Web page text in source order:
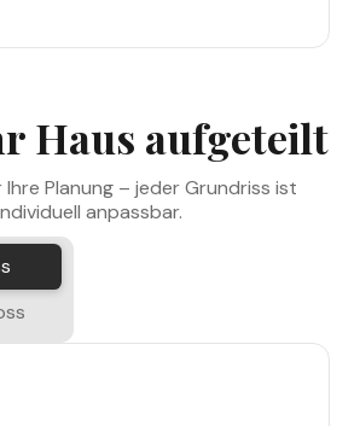
Haus aufgeteilt
Planung – jeder Grundriss ist
anpassbar.